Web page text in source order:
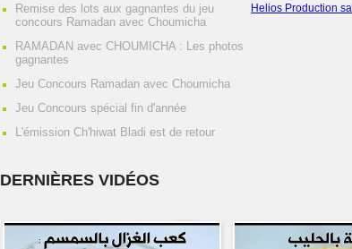
Remise des lots aux gagnantes du jeu
concours Ramadan avec Choumicha
RAMADAN avec CHOUMICHA : Les photos
gagnantes
Jeu Concours Ramadan avec Choumicha
Jeu Concours spécial fin d'année
L'émission Ch'hiwat Bladi est de retour
Helios Production
DERNIÈRES VIDÉOS